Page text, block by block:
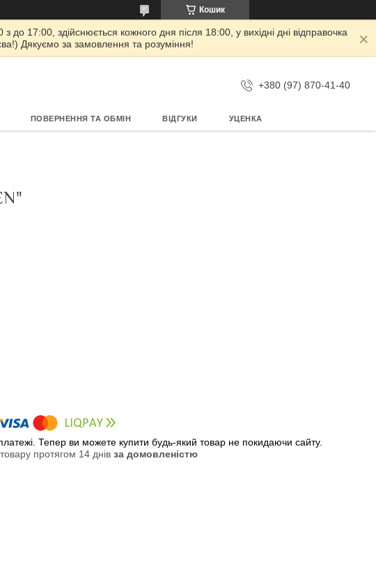
Кошик
17:00, здійснюється кожного дня після 18:00, у вихідні дні відправочка
Дякуємо за замовлення та розуміння!
+380 (97) 870-41-40
ПОВЕРНЕННЯ ТА ОБМІН ВІДГУКИ УЦЕНКА
Тепер ви можете купити будь-який товар не покидаючи сайту.
протягом 14 днів за домовленістю